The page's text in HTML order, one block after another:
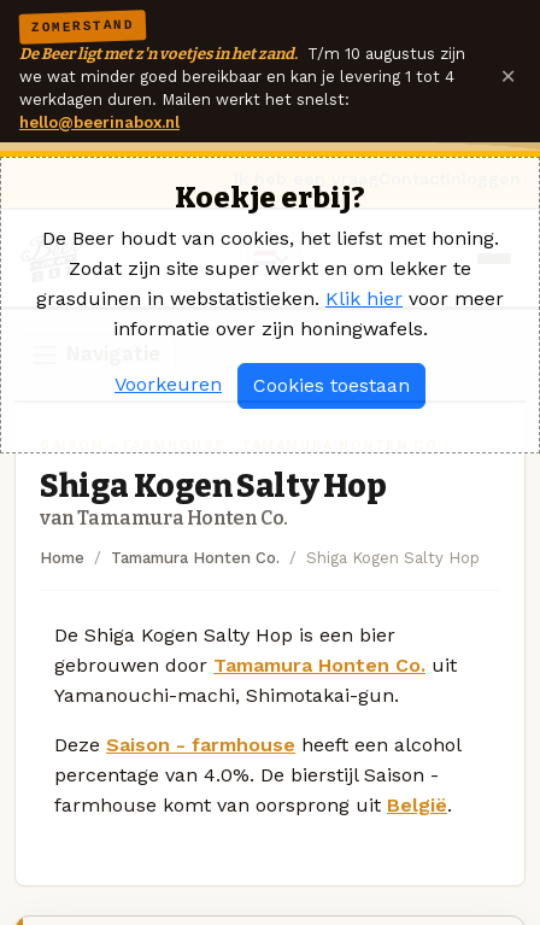
ZOMERSTAND
De Beer ligt met z'n voetjes in het zand. T/m 10 augustus zijn
we wat minder goed bereikbaar en kan je levering 1 tot 4
werkdagen duren. Mailen werkt het snelst:
hello@beerinabox.nl
×
Shiga Kogen Salty Hop
van Tamamura Honten Co.
Home Tamamura Honten Co. Shiga Kogen Salty Hop
De Shiga Kogen Salty Hop is een bier
gebrouwen door Tamamura Honten Co. uit
Yamanouchi-machi, Shimotakai-gun.
Deze Saison - farmhouse heeft een alcohol
percentage van 4.0%. De bierstijl Saison -
farmhouse komt van oorsprong uit België.
Koekje erbij?
De Beer houdt van cookies, het liefst met honing.
Zodat zijn site super werkt en om lekker te
grasduinen in webstatistieken. Klik hier voor meer
informatie over zijn honingwafels.
Voorkeuren Cookies toestaan